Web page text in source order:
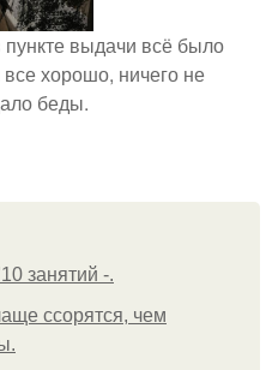
выдачи всё было
хорошо, ничего не
беды.
занятий -.
ссорятся, чем